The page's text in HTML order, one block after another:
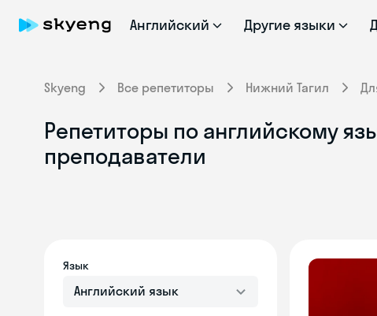
Английский Другие языки
Skyeng Все репетиторы Нижний Тагил
Репетиторы по английскому
преподаватели
Язык
Английский язык